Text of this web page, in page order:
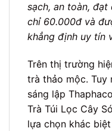
sạch, an toàn, đạt
chỉ 60.000đ và
khẳng định uy tín
Trên thị trường
trà thảo mộc. Tuy
sáng lập
Trà Túi Lọc Cây
lựa chọn khác